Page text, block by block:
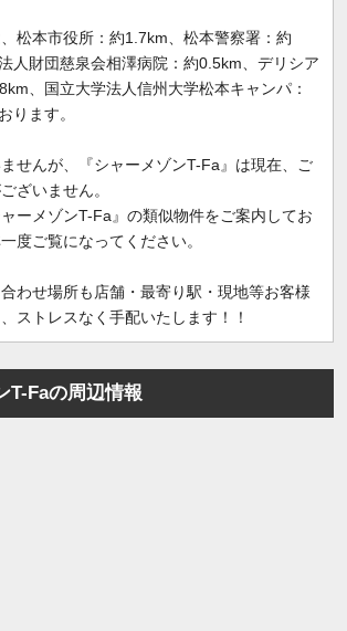
松本市役所：約1.7km、松本警察署：約
人財団慈泉会相澤病院：約0.5km、デリシア
、国立大学法人信州大学松本キャンパ：
ります。
せんが、『シャーメゾンT-Fa』は現在、ご
ざいません。
ーメゾンT-Fa』の類似物件をご案内してお
度ご覧になってください。
わせ場所も店舗・最寄り駅・現地等お客様
ストレスなく手配いたします！！
T-Faの周辺情報